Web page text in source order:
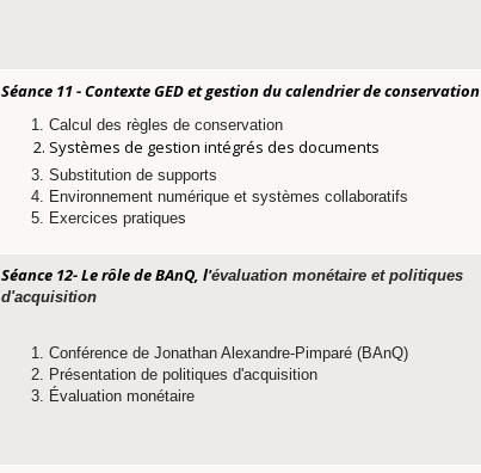
Séance 11 - Contexte GED et gestion du calendrier de conservation
Calcul des règles de conservation
Systèmes de gestion intégrés des documents
Substitution de supports
Environnement numérique et systèmes collaboratifs
Exercices pratiques
Séance 12- Le rôle de BAnQ, l'évaluation monétaire et politiques
d'acquisition
Conférence de Jonathan Alexandre-Pimparé (BAnQ)
Présentation de politiques d'acquisition
Évaluation monétaire